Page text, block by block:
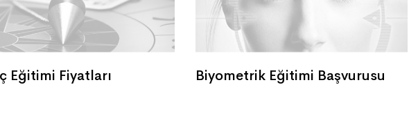
Eğitimi Fiyatları Biyometrik Eğitimi Başvurusu